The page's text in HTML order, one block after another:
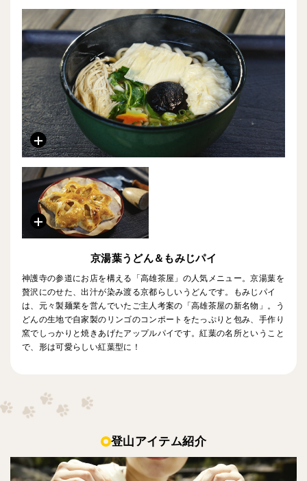
京湯葉うどん＆もみじパイ
神護寺の参道にお店を構える「高雄茶屋」の人気メニュー。京湯葉を
贅沢にのせた、出汁が染み渡る京都らしいうどんです。もみじパイ
は、元々製麺業を営んでいたご主人考案の「高雄茶屋の新名物」。う
どんの生地で自家製のリンゴのコンポートをたっぷりと包み、手作り
窯でしっかりと焼きあげたアップルパイです。紅葉の名所ということ
で、形は可愛らしい紅葉型に！
登山アイテム紹介